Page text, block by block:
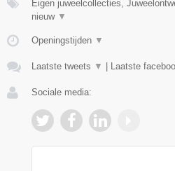
Eigen juweelcollecties,
nieuw ▼
Openingstijden ▼
Laatste tweets ▼ Laatste
Sociale media: